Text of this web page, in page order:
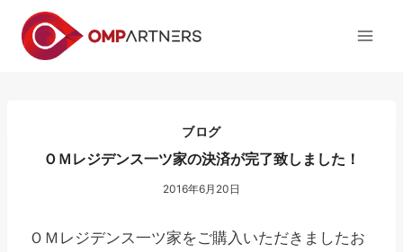
ブログ
ＯＭレジデンス一ツ家の決済が完了致しました！
2016年6月20日
ＯＭレジデンス一ツ家をご購入いただきましたお